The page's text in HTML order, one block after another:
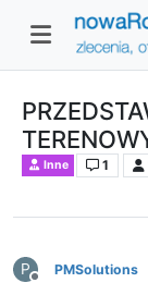
Inne 1
P
Niedostępny
PMSolutions